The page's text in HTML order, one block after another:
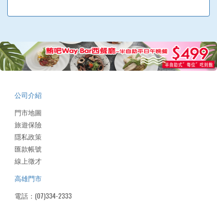
公司介紹
門市地圖
旅遊保險
隱私政策
匯款帳號
線上徵才
高雄門市
電話：(07)334-2333